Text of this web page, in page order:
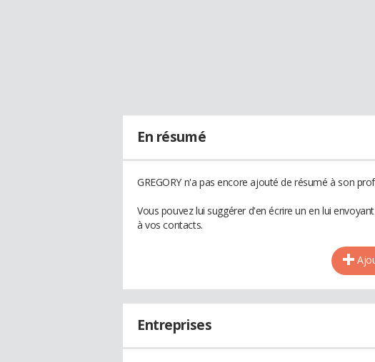
En résumé
GREGORY n'a pas encore ajouté de résumé à son
Vous pouvez lui suggérer d'en écrire un en lui
à vos contacts.
Entreprises